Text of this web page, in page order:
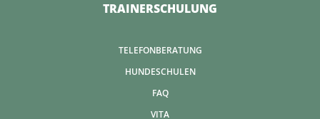
TRAINERSCHULUNG
TELEFONBERATUNG
HUNDESCHULEN
FAQ
VITA